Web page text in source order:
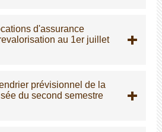
d'assurance
au 1er juillet
prévisionnel de la
du second semestre